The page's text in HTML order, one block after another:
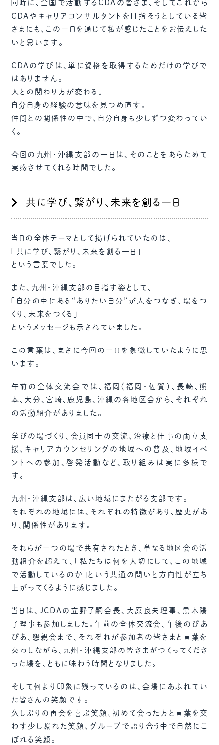
同時に、全国で活動するCDAの皆さま、そしてこれから
CDAやキャリアコンサルタントを目指そうとしている皆
さまにも、この一日を通じて私が感じたことをお伝えした
いと思います。
CDAの学びは、単に資格を取得するためだけの学びで
はありません。
人との関わり方が変わる。
自分自身の経験の意味を見つめ直す。
仲間との関係性の中で、自分自身も少しずつ変わってい
く。
今回の九州・沖縄支部の一日は、そのことをあらためて
実感させてくれる時間でした。
共に学び、繋がり、未来を創る一日
当日の全体テーマとして掲げられていたのは、
「共に学び、繋がり、未来を創る一日」
という言葉でした。
また、九州・沖縄支部の目指す姿として、
「自分の中にある“ありたい自分”が人をつなぎ、場をつ
くり、未来をつくる」
というメッセージも示されていました。
この言葉は、まさに今回の一日を象徴していたように思
います。
午前の全体交流会では、福岡（福岡・佐賀）、長崎、熊
本、大分、宮崎、鹿児島、沖縄の各地区会から、それぞれ
の活動紹介がありました。
学びの場づくり、会員同士の交流、治療と仕事の両立支
援、キャリアカウンセリングの地域への普及、地域イベ
ントへの参加、啓発活動など、取り組みは実に多様で
す。
九州・沖縄支部は、広い地域にまたがる支部です。
それぞれの地域には、それぞれの特徴があり、歴史があ
り、関係性があります。
それらが一つの場で共有されたとき、単なる地区会の活
動紹介を超えて、「私たちは何を大切にして、この地域
で活動しているのか」という共通の問いと方向性が立ち
上がってくるように感じました。
当日は、JCDAの立野了嗣会長、大原良夫理事、黒木陽
子理事も参加しました。午前の全体交流会、午後のぴあ
ぴあ、懇親会まで、それぞれが参加者の皆さまと言葉を
交わしながら、九州・沖縄支部の皆さまがつくってくださ
った場を、ともに味わう時間となりました。
そして何より印象に残っているのは、会場にあふれてい
た皆さんの笑顔です。
久しぶりの再会を喜ぶ笑顔、初めて会った方と言葉を交
わす少し照れた笑顔、グループで語り合う中で自然にこ
ぼれる笑顔。